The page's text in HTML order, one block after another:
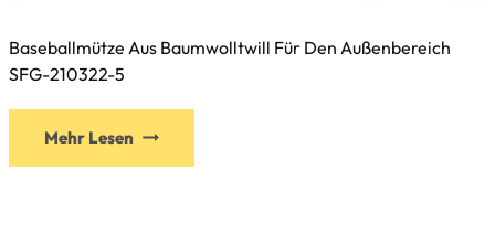
Baseballmütze Aus Baumwolltwill Für Den Außenbereich
SFG-210322-5
Mehr Lesen